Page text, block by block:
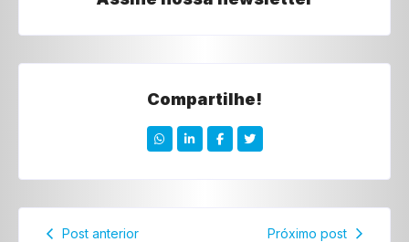
Compartilhe!
Post anterior Próximo post